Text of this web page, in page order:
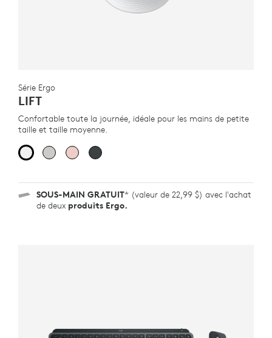
Série Ergo
LIFT
Confortable toute la journée, idéale pour les mains de petite
taille et taille moyenne.
SOUS-MAIN GRATUIT* (valeur de 22,99 $) avec l'achat
de deux produits Ergo.